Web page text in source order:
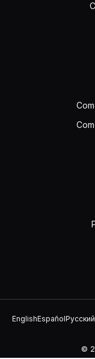
EnglishEspañolРусский
©